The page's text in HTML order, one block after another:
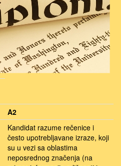
A2
Kandidat razume rečenice i
često upotrebljavane izraze, koji
su u vezi sa oblastima
neposrednog značenja (na